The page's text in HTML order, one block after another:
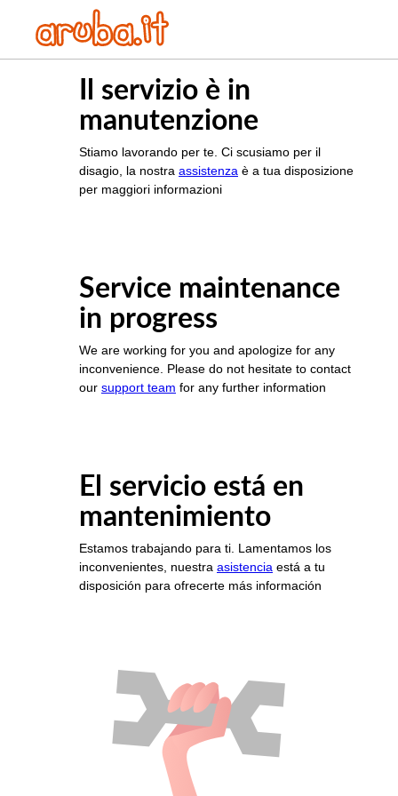
Il servizio è in
manutenzione
Stiamo lavorando per te. Ci scusiamo per il
disagio, la nostra assistenza è a tua disposizione
per maggiori informazioni
Service maintenance
in progress
We are working for you and apologize for any
inconvenience. Please do not hesitate to contact
our support team for any further information
El servicio está en
mantenimiento
Estamos trabajando para ti. Lamentamos los
inconvenientes, nuestra asistencia está a tu
disposición para ofrecerte más información